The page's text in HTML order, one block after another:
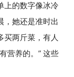
上的数字像冰冷
，她还是准时出
买两斤菜，有人
营养的。” 这些